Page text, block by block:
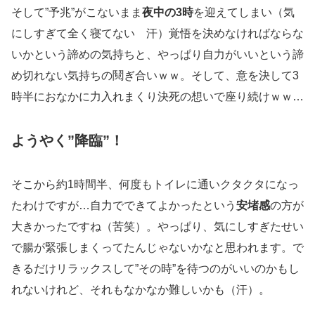
そして”予兆”がこないまま 夜中の3時を迎えてしまい（気
にしすぎて全く寝てない 汗）覚悟を決めなければならな
いかという諦めの気持ちと、やっぱり自力がいいという諦
め切れない気持ちの鬩ぎ合いｗｗ。そして、意を決して3
時半におなかに力入れまくり決死の想いで座り続けｗｗ…
ようやく”降臨”！
そこから約1時間半、何度もトイレに通いクタクタになっ
たわけですが…自力でできてよかったという 安堵感の方が
大きかったですね（苦笑）。やっぱり、気にしすぎたせい
で腸が緊張しまくってたんじゃないかなと思われます。で
きるだけリラックスして”その時”を待つのがいいのかもし
れないけれど、それもなかなか難しいかも（汗）。